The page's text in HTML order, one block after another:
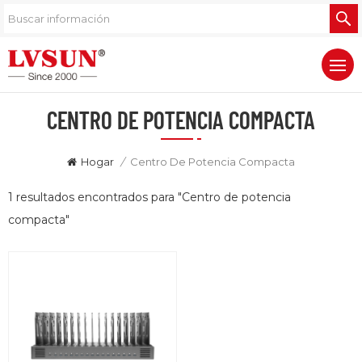
CENTRO DE POTENCIA COMPACTA
Hogar / Centro De Potencia Compacta
1 resultados encontrados para "Centro de potencia
compacta"